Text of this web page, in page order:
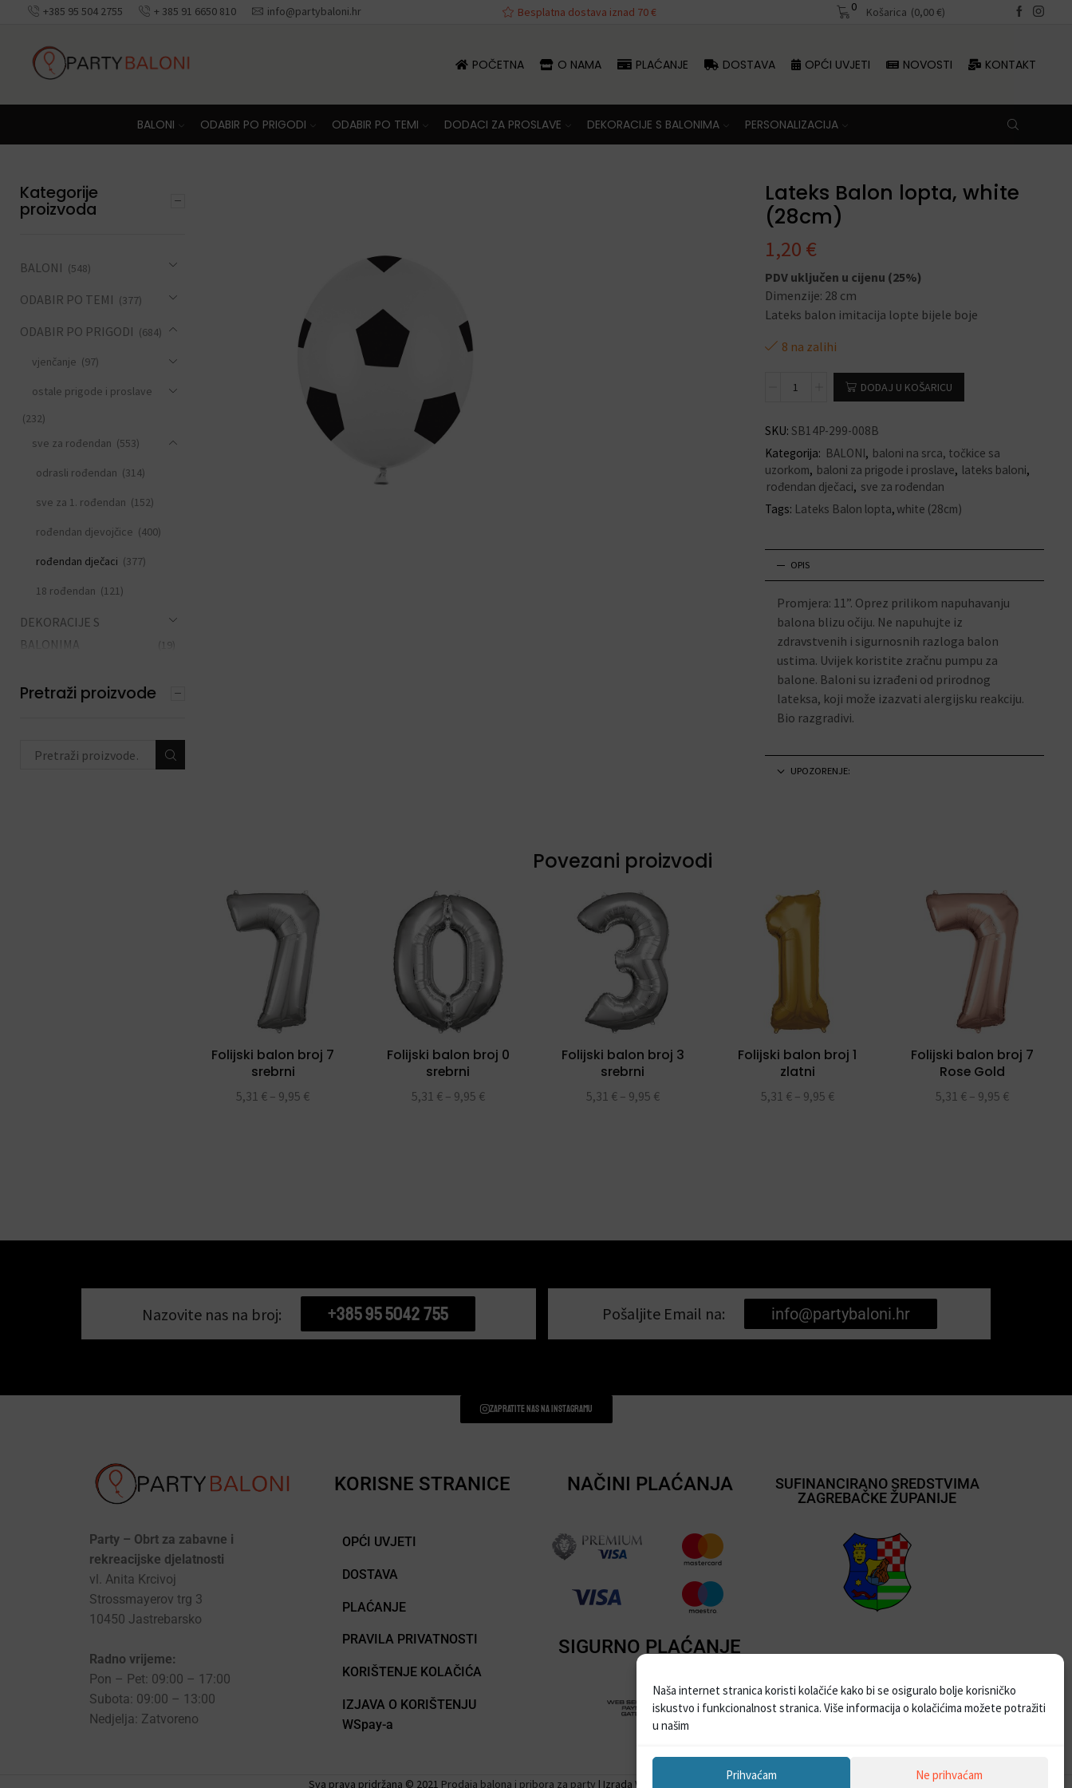
Naša internet stranica koristi kolačiće kako bi se osiguralo bolje korisničko
iskustvo i funkcionalnost stranica. Više informacija o kolačićima možete potražiti
u našim
Prihvaćam Ne prihvaćam
+385 95 504 2755 + 385 91 6650 810 info@partybaloni.hr
Besplatna dostava iznad 70 € Besplatna dostava iznad 70 € Besplatna dostava iznad 70 €
0 Košarica (0,00€)
POČETNA O NAMA PLAĆANJE DOSTAVA OPĆI UVJETI NOVOSTI KONTAKT
BALONI ODABIR PO PRIGODI ODABIR PO TEMI DODACI ZA PROSLAVE DEKORACIJE S BALONIMA PERSONALIZACIJA
Lateks Balon lopta, white
(28cm)
1,20 €
PDV uključen u cijenu (25%)
Dimenzije: 28 cm
Lateks balon imitacija lopte bijele boje
8 na zalihi
DODAJ U KOŠARICU
SKU: SB14P-299-008B
Kategorija: BALONI, baloni na srca, točkice sa
uzorkom, baloni za prigode i proslave, lateks baloni,
rođendan dječaci, sve za rođendan
Tags: Lateks Balon lopta,white (28cm)
OPIS
Promjera: 11”. Oprez prilikom napuhavanju
balona blizu očiju. Ne napuhujte iz
zdravstvenih i sigurnosnih razloga balon
ustima. Uvijek koristite zračnu pumpu za
balone. Baloni su izrađeni od prirodnog
lateksa, koji može izazvati alergijsku reakciju.
Bio razgradivi.
UPOZORENJE:
Povezani proizvodi
Folijski balon broj 7
srebrni
5,31 € – 9,95 €
Folijski balon broj 0
srebrni
5,31 € – 9,95 €
Folijski balon broj 3
srebrni
5,31 € – 9,95 €
Folijski balon broj 1
zlatni
5,31 € – 9,95 €
Folijski balon broj 7
Rose Gold
5,31 € – 9,95 €
Kategorije
proizvoda
BALONI (548)
ODABIR PO TEMI (377)
ODABIR PO PRIGODI (684)
vjenčanje (97)
ostale prigode i proslave
(232)
sve za rođendan (553)
odrasli rođendan (314)
sve za 1. rođendan (152)
rođendan djevojčice (400)
rođendan dječaci (377)
18 rođendan (121)
DEKORACIJE S
BALONIMA
(19)
Pretraži proizvode
Nazovite nas na broj: +385 95 5042 755 Pošaljite Email na: info@partybaloni.hr
Zapratite nas na instagramu
Party – Obrt za zabavne i
rekreacijske djelatnosti
vl. Anita Krcivoj
Strossmayerov trg 3
10450 Jastrebarsko
Radno vrijeme:
Pon – Pet: 09:00 – 17:00
Subota: 09:00 – 13:00
Nedjelja: Zatvoreno
KORISNE STRANICE
OPĆI UVJETI
DOSTAVA
PLAĆANJE
PRAVILA PRIVATNOSTI
KORIŠTENJE KOLAČIĆA
IZJAVA O KORIŠTENJU
WSpay-a
NAČINI PLAĆANJA
SIGURNO PLAĆANJE
SUFINANCIRANO SREDSTVIMA
ZAGREBAČKE ŽUPANIJE
Sva prava pridržana © 2021 Prodaja balona i pribora za party | Izrada Web stranica –